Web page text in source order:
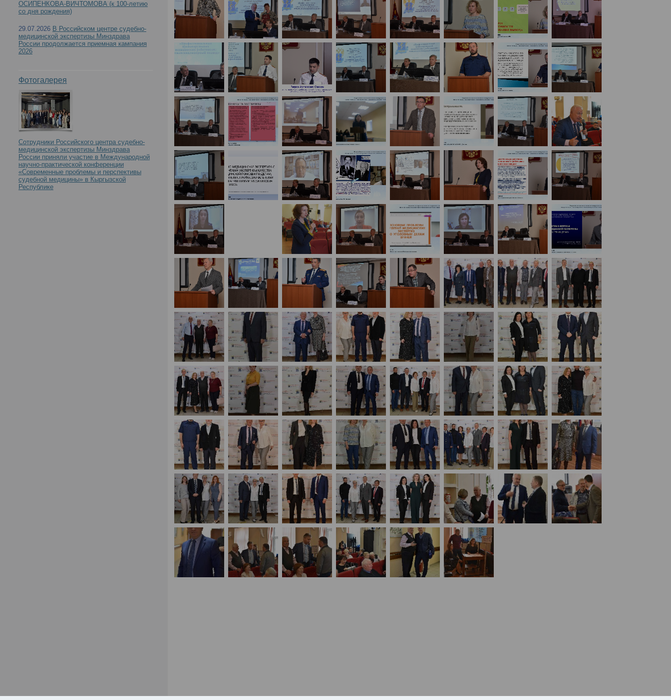
ОСИПЕНКОВА-ВИЧТОМОВА (к 100-летию
со дня рождения)
29.07.2026 В Российском центре судебно-
медицинской экспертизы Минздрава
России продолжается приемная кампания
2026
Фотогалерея
Сотрудники Российского центра судебно-
медицинской экспертизы Минздрава
России приняли участие в Международной
научно-практической конференции
«Современные проблемы и перспективы
судебной медицины» в Кыргызской
Республике